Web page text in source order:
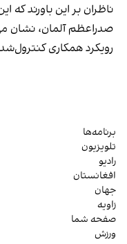
ناظران بر این باورند که
صدراعظم آلمان، نشان
رویکرد همکاری
برنامه‌ها
تلویزیون
رادیو
افغانستان
جهان
زاویه
صفحه شما
ورزش